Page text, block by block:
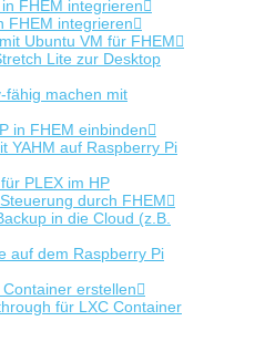
FHEM integrieren
FHEM integrieren
Ubuntu VM für FHEM
Lite zur Desktop
fähig machen mit
in FHEM einbinden
YAHM auf Raspberry Pi
PLEX im HP
durch FHEM
in die Cloud (z.B.
auf dem Raspberry Pi
erstellen
für LXC Container